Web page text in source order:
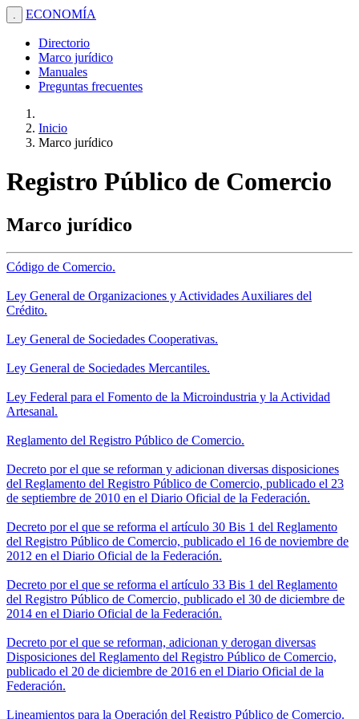
. ECONOMÍA
Directorio
Marco jurídico
Manuales
Preguntas frecuentes
Inicio
Marco jurídico
Registro Público de Comercio
Marco jurídico
Código de Comercio.
Ley General de Organizaciones y Actividades Auxiliares del
Crédito.
Ley General de Sociedades Cooperativas.
Ley General de Sociedades Mercantiles.
Ley Federal para el Fomento de la Microindustria y la Actividad
Artesanal.
Reglamento del Registro Público de Comercio.
Decreto por el que se reforman y adicionan diversas disposiciones
del Reglamento del Registro Público de Comercio, publicado el 23
de septiembre de 2010 en el Diario Oficial de la Federación.
Decreto por el que se reforma el artículo 30 Bis 1 del Reglamento
del Registro Público de Comercio, publicado el 16 de noviembre de
2012 en el Diario Oficial de la Federación.
Decreto por el que se reforma el artículo 33 Bis 1 del Reglamento
del Registro Público de Comercio, publicado el 30 de diciembre de
2014 en el Diario Oficial de la Federación.
Decreto por el que se reforman, adicionan y derogan diversas
Disposiciones del Reglamento del Registro Público de Comercio,
publicado el 20 de diciembre de 2016 en el Diario Oficial de la
Federación.
Lineamientos para la Operación del Registro Público de Comercio.